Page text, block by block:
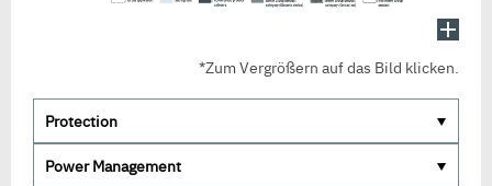
*Zum Vergrößern auf das Bild klicken.
Protection
Power Management